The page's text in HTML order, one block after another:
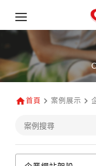
首頁 案例展示